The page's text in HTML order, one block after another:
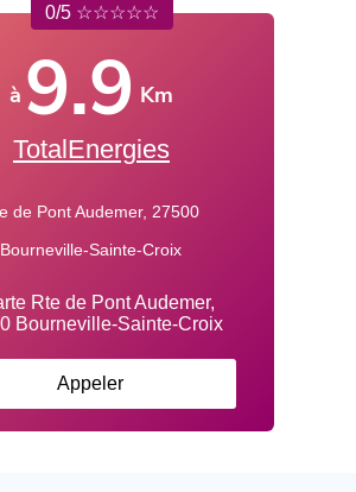
0/5 ☆☆☆☆☆
à 9.9 Km
TotalEnergies
de Pont Audemer, 27500
Bourneville-Sainte-Croix
Appeler